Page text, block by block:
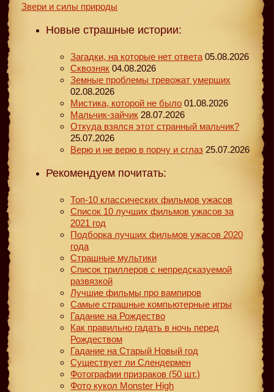
Звери и силы природы
Новые страшные истории:
Загадки, на которые нет ответа 05.08.2026
Сквозняк 04.08.2026
Земные проблемы тревожат умерших
02.08.2026
Мистика, которой не было 01.08.2026
Мальчик-зайчик 28.07.2026
Откуда взялся этот странный мальчик?
25.07.2026
Верю и не верю в порчу и сглаз 25.07.2026
Рекомендуем почитать:
Топ-10 классических фильмов ужасов
Список 10 лучших фильмов ужасов за
2021 год
Подборка лучших фильмов ужасов 2020
года
Страшные мультики
Список триллеров с непредсказуемой
развязкой
Лучшие фильмы про вампиров
Самые страшные компьютерные игры
Гадание на Рождество
Как правильно гадать в ночь перед
Рождеством
Гадание на Старый Новый год
Существует ли Слендермен
Фотографии призраков (50 шт.)
Фото кукол Monster High